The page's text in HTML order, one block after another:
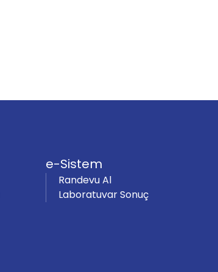
e-Sistem
Randevu Al
Laboratuvar Sonuç